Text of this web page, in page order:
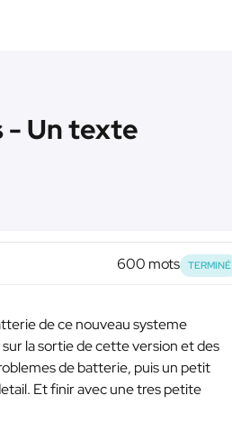
- Un texte
600 mots TERMINÉ
de ce nouveau systeme
la sortie de cette version et des
de batterie, puis un petit
Et finir avec une tres petite